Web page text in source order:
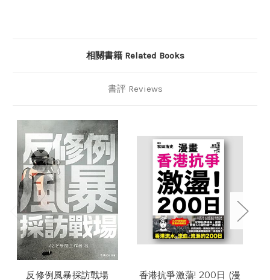
相關書籍 Related Books
書評 Reviews
反修例風暴採訪戰場 香港抗爭激蕩! 200日 (漫